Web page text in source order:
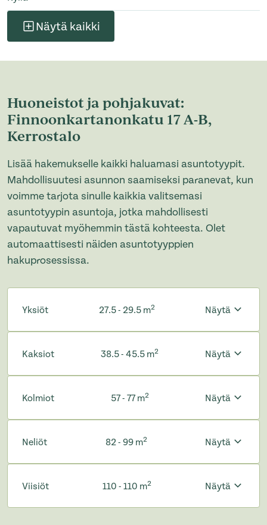
Näytä kaikki
Huoneistot ja pohjakuvat:
Finnoonkartanonkatu 17 A-B,
Kerrostalo
Lisää hakemukselle kaikki haluamasi asuntotyypit.
Mahdollisuutesi asunnon saamiseksi paranevat, kun
voimme tarjota sinulle kaikkia valitsemasi
asuntotyypin asuntoja, jotka mahdollisesti
vapautuvat myöhemmin tästä kohteesta. Olet
automaattisesti näiden asuntotyyppien
hakuprosessissa.
Yksiöt 27.5 - 29.5 m2 Näytä
Kaksiot 38.5 - 45.5 m2 Näytä
Kolmiot 57 - 77 m2 Näytä
Neliöt 82 - 99 m2 Näytä
Viisiöt 110 - 110 m2 Näytä